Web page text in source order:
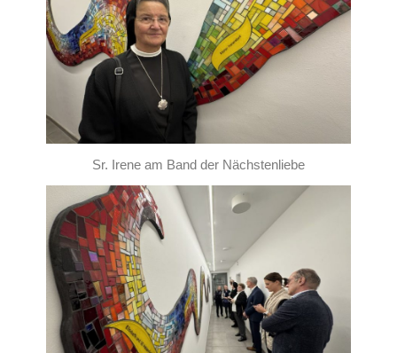
Sr. Irene am Band der Nächstenliebe